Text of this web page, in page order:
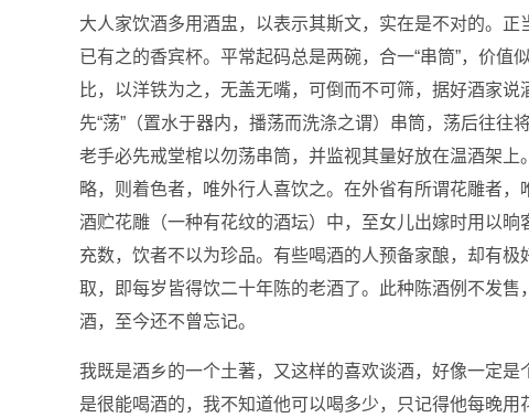
大人家饮酒多用酒盅，以表示其斯文，实在是不对的。
已有之的香宾杯。平常起码总是两碗，合一“串筒”，价
比，以洋铁为之，无盖无嘴，可倒而不可筛，据好酒家
先“荡”（置水于器内，播荡而洗涤之谓）串筒，荡后往
老手必先戒堂棺以勿荡串筒，并监视其量好放在温酒架上
略，则着色者，唯外行人喜饮之。在外省有所谓花雕者
酒贮花雕（一种有花纹的酒坛）中，至女儿出嫁时用以
充数，饮者不以为珍品。有些喝酒的人预备家酿，却有
取，即每岁皆得饮二十年陈的老酒了。此种陈酒例不发
酒，至今还不曾忘记。
我既是酒乡的一个土著，又这样的喜欢谈酒，好像一定是
是很能喝酒的，我不知道他可以喝多少，只记得他每晚